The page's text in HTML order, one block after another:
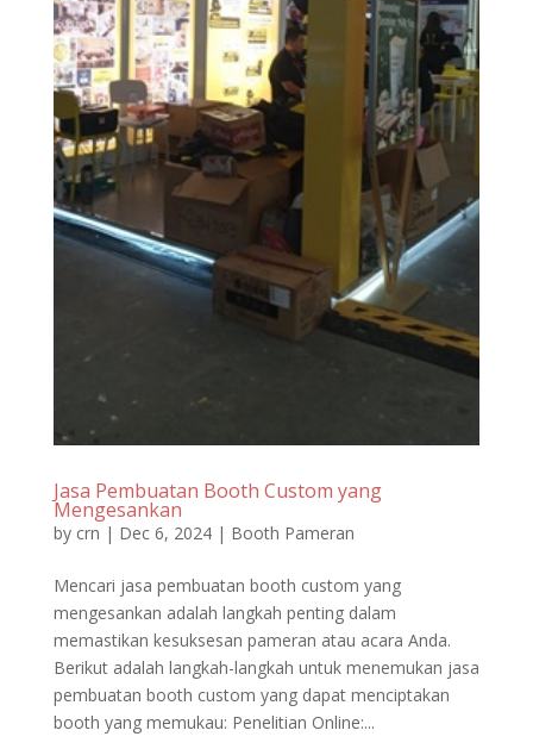
Jasa Pembuatan Booth Custom yang
Mengesankan
by crn | Dec 6, 2024| Booth Pameran
Mencari jasa pembuatan booth custom yang
mengesankan adalah langkah penting dalam
memastikan kesuksesan pameran atau acara Anda.
Berikut adalah langkah-langkah untuk menemukan jasa
pembuatan booth custom yang dapat menciptakan
booth yang memukau: Penelitian Online:...